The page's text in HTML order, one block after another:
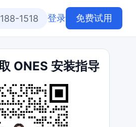
1518 登录 免费试用
ONES 安装指导